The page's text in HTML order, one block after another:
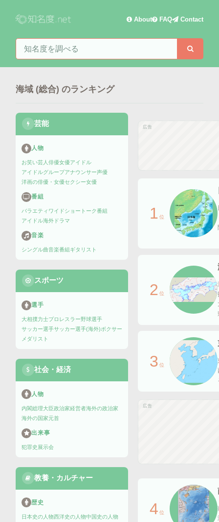
About FAQ Contact
知名度を検索
海域 (総合) のランキング
芸能
人物
お笑い芸人 俳優女優アイドル
アイドルグループアナウンサー声優
洋画の俳優・女優セクシー女優
番組
バラエティ ワイドショー トーク番組
アイドル海外ドラマ
音楽
シングル曲音楽番組ギタリスト
スポーツ
選手
大相撲力士プロレスラー野球選手
サッカー選手サッカー選手(海外)ボクサー
メダリスト
社会・経済
人物
内閣総理大臣政治家経営者海外の政治家
海外の国家元首
出来事
犯罪史 展示会
教養・カルチャー
歴史
日本史の人物西洋史の人物中国史の人物
広告
1 位
2 位
3 位
広告
4 位